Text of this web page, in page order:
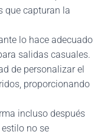
que capturan la
lo hace adecuado
salidas casuales.
de personalizar el
proporcionando
incluso después
no se